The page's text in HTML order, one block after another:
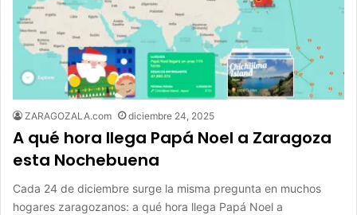
ZARAGOZALA.com diciembre 24, 2025
A qué hora llega Papá Noel a Zaragoza
esta Nochebuena
Cada 24 de diciembre surge la misma pregunta en muchos
hogares zaragozanos: a qué hora llega Papá Noel a